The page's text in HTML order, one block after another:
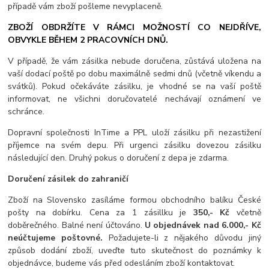
případě vám zboží pošleme nevyplaceně.
ZBOŽÍ OBDRŽÍTE V RÁMCI MOŽNOSTÍ CO NEJDŘÍVE,
OBVYKLE BĚHEM 2 PRACOVNÍCH DNŮ.
V případě, že vám zásilka nebude doručena, zůstává uložena na
vaší dodací poště po dobu maximálně sedmi dnů (včetně víkendu a
svátků). Pokud očekáváte zásilku, je vhodné se na vaší poště
informovat, ne všichni doručovatelé nechávají oznámení ve
schránce.
Dopravní společnosti InTime a PPL uloží zásilku při nezastižení
příjemce na svém depu. Při urgenci zásilku dovezou zásilku
následující den. Druhý pokus o doručení z depa je zdarma.
Doručení zásilek do zahraničí
Zboží na Slovensko zasíláme formou obchodního balíku České
pošty na dobírku. Cena za 1 zásillku je 350,- Kč včetně
doběrečného. Balné není účtováno. U objednávek nad 6.000,- Kč
neúčtujeme poštovné. Požadujete-li z nějakého důvodu jiný
způsob dodání zboží, uveďte tuto skutečnost do poznámky k
objednávce, budeme vás před odesláním zboží kontaktovat.